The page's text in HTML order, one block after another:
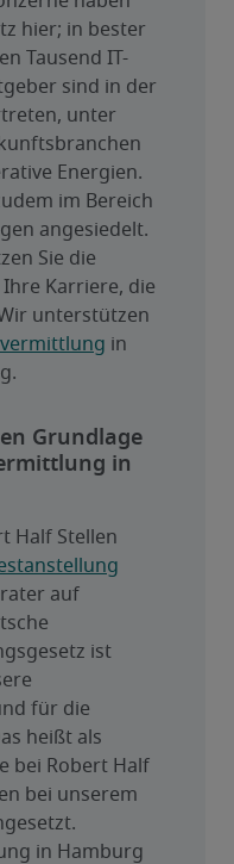
hier; in bester
Tausend IT-
sind in der
unter
Energien.
im Bereich
angesiedelt.
Sie die
Karriere, die
unterstützen
in
Grundlage
in
Half Stellen
auf
ist
für die
heißt als
bei Robert Half
bei unserem
in Hamburg